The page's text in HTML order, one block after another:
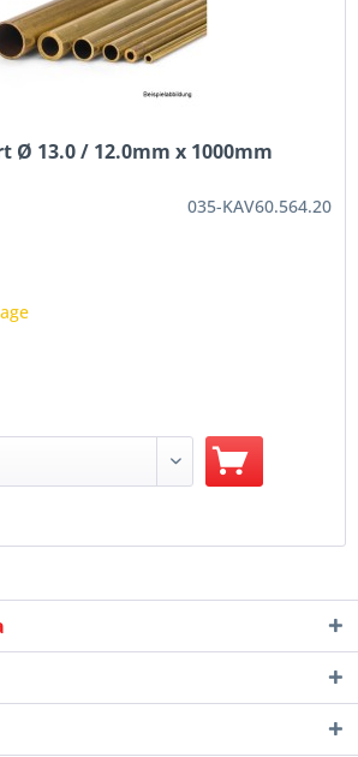
Ø 13.0 / 12.0mm x 1000mm
035-KAV60.564.20